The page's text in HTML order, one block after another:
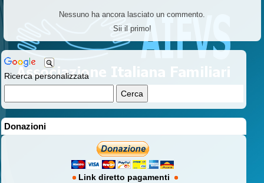
Ricerca personalizzata
Donazioni
Link diretto pagamenti
Nessuno ha ancora lasciato un commento.
Sii il primo!